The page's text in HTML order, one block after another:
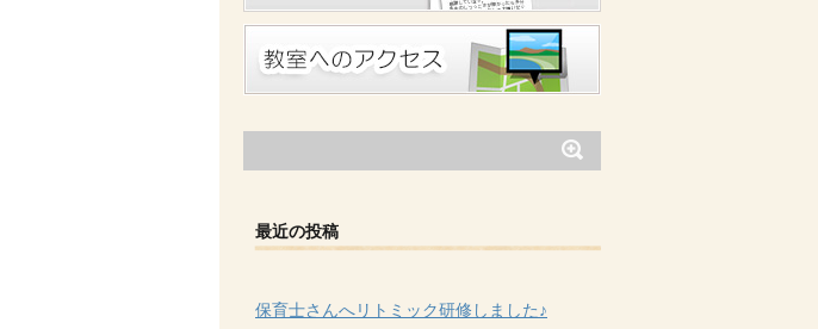
最近の投稿
保育士さんへリトミック研修しました♪